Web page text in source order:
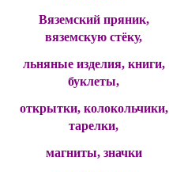
Вяземский пряник,
вяземскую стёку,
льняные изделия, книги,
буклеты,
открытки, колокольчики,
тарелки,
магниты, значки